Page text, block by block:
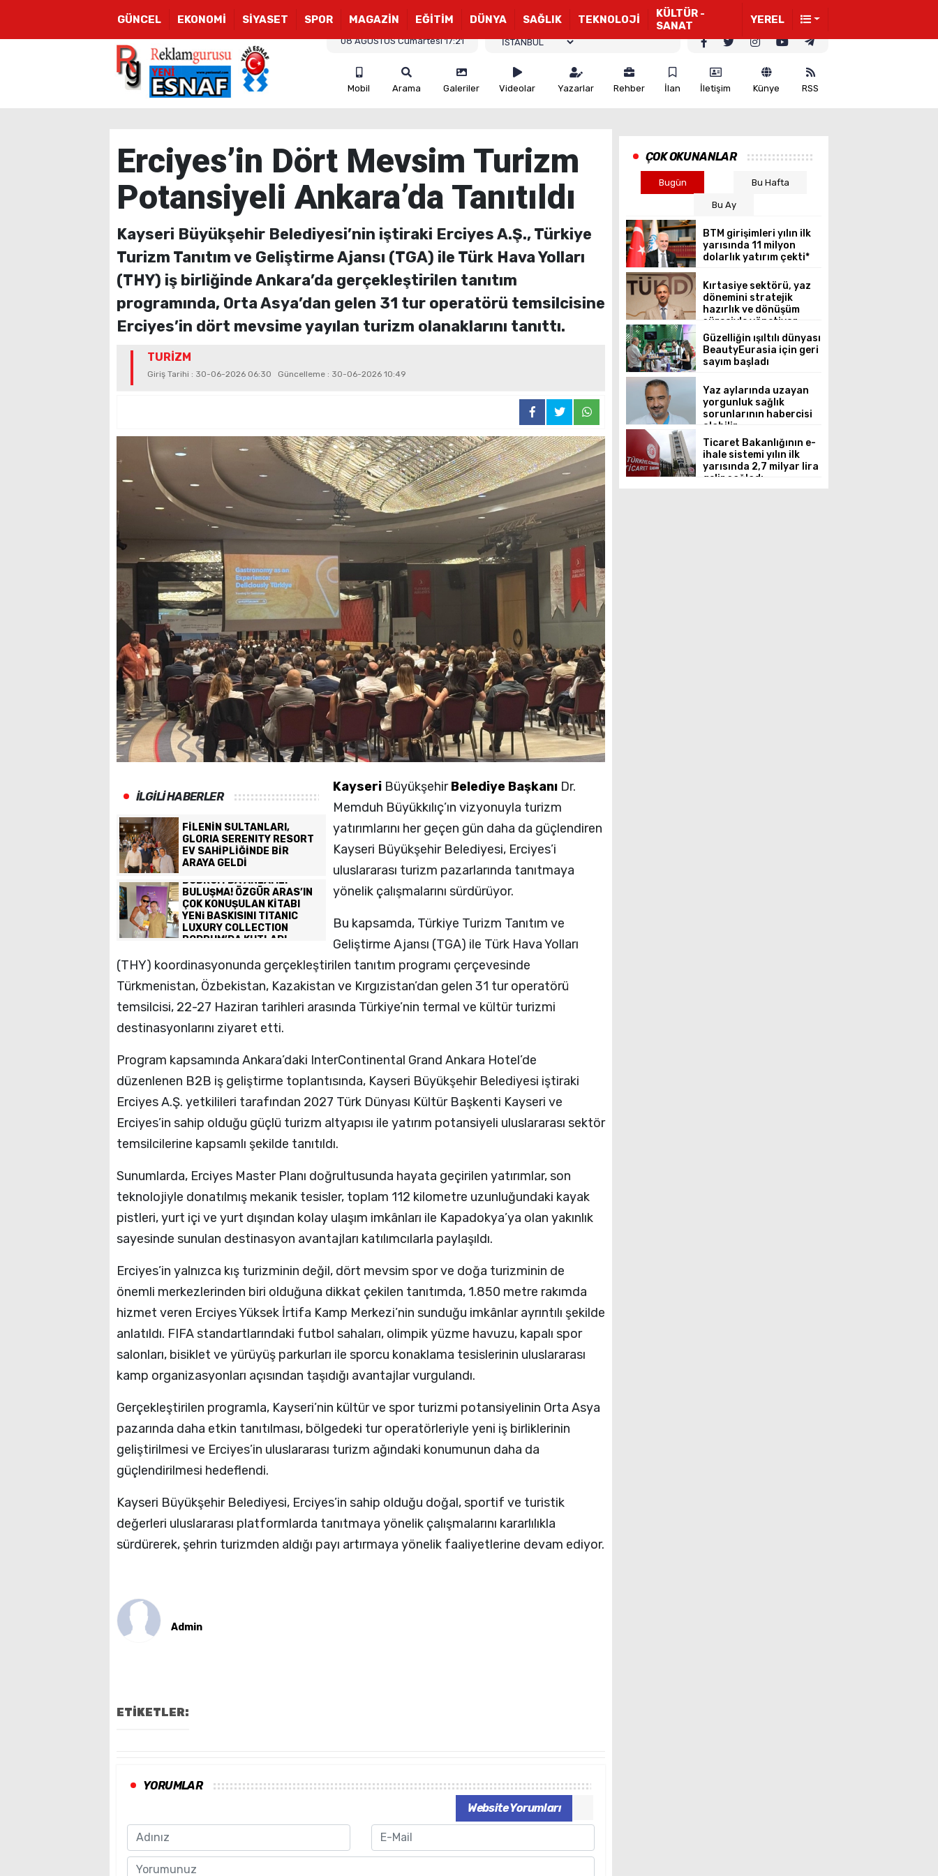
GÜNCEL EKONOMİ SİYASET SPOR MAGAZİN EĞİTİM DÜNYA SAĞLIK TEKNOLOJİ
KÜLTÜR -
SANAT
YEREL
08 AĞUSTOS Cumartesi 17:21
Mobil Arama Galeriler Videolar Yazarlar Rehber İlan İletişim Künye RSS
Erciyes’in Dört Mevsim Turizm
Potansiyeli Ankara’da Tanıtıldı
Kayseri Büyükşehir Belediyesi’nin iştiraki Erciyes A.Ş., Türkiye
Turizm Tanıtım ve Geliştirme Ajansı (TGA) ile Türk Hava Yolları
(THY) iş birliğinde Ankara’da gerçekleştirilen tanıtım
programında, Orta Asya’dan gelen 31 tur operatörü temsilcisine
Erciyes’in dört mevsime yayılan turizm olanaklarını tanıttı.
TURİZM
Giriş Tarihi : 30-06-2026 06:30 Güncelleme : 30-06-2026 10:49
İLGİLİ HABERLER
FİLENİN SULTANLARI,
GLORIA SERENITY RESORT
EV SAHİPLİĞİNDE BİR
ARAYA GELDİ
BODRUM’DA ANLAMLI
BULUŞMA! ÖZGÜR ARAS’IN
ÇOK KONUŞULAN KİTABI
YENi BASKISINI TITANIC
LUXURY COLLECTION
BODRUM’DA KUTLADI
Kayseri BüyükşehirBelediye Başkanı Dr.
Memduh Büyükkılıç’ın vizyonuyla turizm
yatırımlarını her geçen gün daha da güçlendiren
Kayseri Büyükşehir Belediyesi, Erciyes’i
uluslararası turizm pazarlarında tanıtmaya
yönelik çalışmalarını sürdürüyor.
Bu kapsamda, Türkiye Turizm Tanıtım ve
Geliştirme Ajansı (TGA) ile Türk Hava Yolları
(THY) koordinasyonunda gerçekleştirilen tanıtım programı çerçevesinde
Türkmenistan, Özbekistan, Kazakistan ve Kırgızistan’dan gelen 31 tur operatörü
temsilcisi, 22-27 Haziran tarihleri arasında Türkiye’nin termal ve kültür turizmi
destinasyonlarını ziyaret etti.
Program kapsamında Ankara’daki InterContinental Grand Ankara Hotel’de
düzenlenen B2B iş geliştirme toplantısında, Kayseri Büyükşehir Belediyesi iştiraki
Erciyes A.Ş. yetkilileri tarafından 2027 Türk Dünyası Kültür Başkenti Kayseri ve
Erciyes’in sahip olduğu güçlü turizm altyapısı ile yatırım potansiyeli uluslararası sektör
temsilcilerine kapsamlı şekilde tanıtıldı.
Sunumlarda, Erciyes Master Planı doğrultusunda hayata geçirilen yatırımlar, son
teknolojiyle donatılmış mekanik tesisler, toplam 112 kilometre uzunluğundaki kayak
pistleri, yurt içi ve yurt dışından kolay ulaşım imkânları ile Kapadokya’ya olan yakınlık
sayesinde sunulan destinasyon avantajları katılımcılarla paylaşıldı.
Erciyes’in yalnızca kış turizminin değil, dört mevsim spor ve doğa turizminin de
önemli merkezlerinden biri olduğuna dikkat çekilen tanıtımda, 1.850 metre rakımda
hizmet veren Erciyes Yüksek İrtifa Kamp Merkezi’nin sunduğu imkânlar ayrıntılı şekilde
anlatıldı. FIFA standartlarındaki futbol sahaları, olimpik yüzme havuzu, kapalı spor
salonları, bisiklet ve yürüyüş parkurları ile sporcu konaklama tesislerinin uluslararası
kamp organizasyonları açısından taşıdığı avantajlar vurgulandı.
Gerçekleştirilen programla, Kayseri’nin kültür ve spor turizmi potansiyelinin Orta Asya
pazarında daha etkin tanıtılması, bölgedeki tur operatörleriyle yeni iş birliklerinin
geliştirilmesi ve Erciyes’in uluslararası turizm ağındaki konumunun daha da
güçlendirilmesi hedeflendi.
Kayseri Büyükşehir Belediyesi, Erciyes’in sahip olduğu doğal, sportif ve turistik
değerleri uluslararası platformlarda tanıtmaya yönelik çalışmalarını kararlılıkla
sürdürerek, şehrin turizmden aldığı payı artırmaya yönelik faaliyetlerine devam ediyor.
Admin
ETİKETLER:
YORUMLAR
Website Yorumları
Name
Email
Comment
ÇOK OKUNANLAR
Bugün Bu Hafta
Bu Ay
BTM girişimleri yılın ilk
yarısında 11 milyon
dolarlık yatırım çekti*
Kırtasiye sektörü, yaz
dönemini stratejik
hazırlık ve dönüşüm
süreciyle yönetiyor
Güzelliğin ışıltılı dünyası
BeautyEurasia için geri
sayım başladı
Yaz aylarında uzayan
yorgunluk sağlık
sorunlarının habercisi
olabilir
Ticaret Bakanlığının e-
ihale sistemi yılın ilk
yarısında 2,7 milyar lira
gelir sağladı